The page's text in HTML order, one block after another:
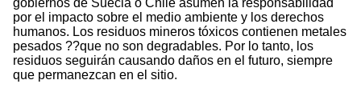
gobiernos de Suecia o Chile asumen la responsabilidad
por el impacto sobre el medio ambiente y los derechos
humanos. Los residuos mineros tóxicos contienen metales
pesados ??que no son degradables. Por lo tanto, los
residuos seguirán causando daños en el futuro, siempre
que permanezcan en el sitio.